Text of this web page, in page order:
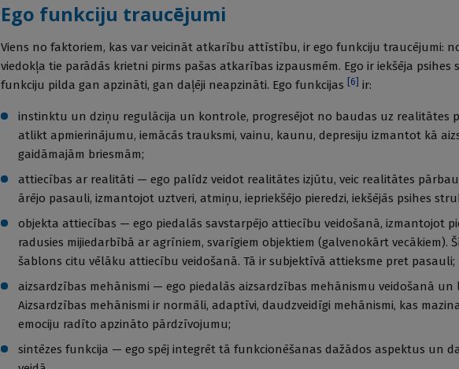
Ego funkciju traucējumi
Viens no faktoriem, kas var veicināt atkarību attīstību, ir ego funkciju traucējumi:
viedokļa tie parādās krietni pirms pašas atkarības izpausmēm. Ego ir iekšēja psihes
funkciju pilda gan apzināti, gan daļēji neapzināti. Ego funkcijas
6 ir:
instinktu un dziņu regulācija un kontrole, progresējot no baudas uz realitātes
atlikt apmierinājumu, iemācās trauksmi, vainu, kaunu, depresiju izmantot kā
gaidāmajām briesmām;
attiecības ar realitāti — ego palīdz veidot realitātes izjūtu, veic realitātes
ārējo pasauli, izmantojot uztveri, atmiņu, iepriekšējo pieredzi, iekšējās psihes
objekta attiecības — ego piedalās savstarpējo attiecību veidošanā, izmantojot
radusies mijiedarbībā ar agrīniem, svarīgiem objektiem (galvenokārt vecākiem).
šablons citu vēlāku attiecību veidošanā. Tā ir subjektīvā attieksme pret pasauli;
aizsardzības mehānismi — ego piedalās aizsardzības mehānismu veidošanā un
Aizsardzības mehānismi ir normāli, adaptīvi, daudzveidīgi mehānismi, kas
emociju radīto apzināto pārdzīvojumu;
sintēzes funkcija — ego spēj integrēt tā funkcionēšanas dažādos aspektus un